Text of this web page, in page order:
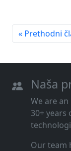
« Prethodni
Naša
We are
30+ years
Our team